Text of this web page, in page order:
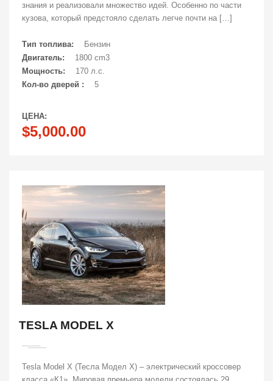
знания и реализовали множество идей. Особенно по части
кузова, который предстояло сделать легче почти на […]
Тип топлива:
Бензин
Двигатель:
1800 cm3
Мощность:
170 л.с.
Кол-во дверей :
5
ЦЕНА:
$5,000.00
TESLA MODEL X
Tesla Model X (Тесла Модел X) – электрический кроссовер